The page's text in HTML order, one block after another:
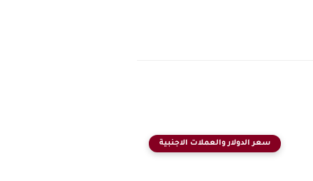
سعر الدولار والعملات الاجنبية